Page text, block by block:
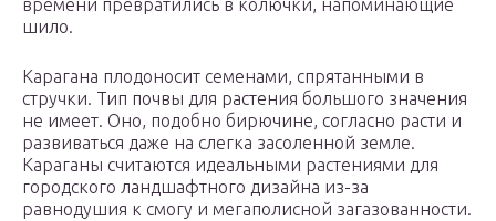
времени превратились в колючки, напоминающие
шило.
Карагана плодоносит семенами, спрятанными в
стручки. Тип почвы для растения большого значения
не имеет. Оно, подобно бирючине, согласно расти и
развиваться даже на слегка засоленной земле.
Караганы считаются идеальными растениями для
городского ландшафтного дизайна из-за
равнодушия к смогу и мегаполисной загазованности.